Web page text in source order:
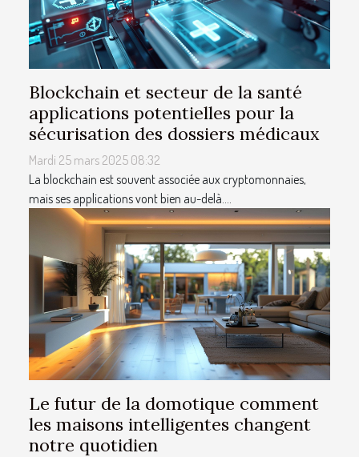
Blockchain et secteur de la santé
applications potentielles pour la
sécurisation des dossiers médicaux
Mardi 25 mars 2025 08:32
La blockchain est souvent associée aux cryptomonnaies,
mais ses applications vont bien au-delà....
Le futur de la domotique comment
les maisons intelligentes changent
notre quotidien